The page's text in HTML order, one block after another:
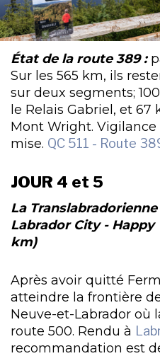
État de la route 389 :
Sur les 565 km, ils
sur deux segments;
le Relais Gabriel, et 67
Mont Wright.
mise. QC 511 - Route
JOUR 4 et 5
La
Labrador City - Happy
km)
Après avoir quitté
atteindre la frontière
Neuve-et-Labrador où
route 500. Rendu à
recommandation est